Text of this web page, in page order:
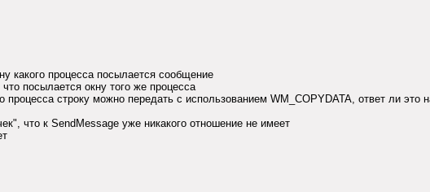
какого процесса посылается сообщение
посылается окну того же процесса
процесса строку можно передать с использованием WM_COPYDATA, ответ ли это
что к SendMessage уже никакого отношение не имеет